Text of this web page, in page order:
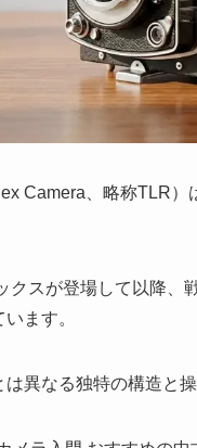
Camera、略称TLR）
クスが登場して以降、
ます。
異なる独特の構造と